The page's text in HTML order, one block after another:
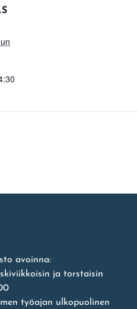
avoinna:
ja torstaisin
työajan ulkopuolinen